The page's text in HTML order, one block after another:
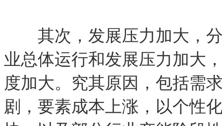
其次，发展压力加大，分
业总体运行和发展压力加大
度加大。究其原因，包括需
剧，要素成本上涨，以个性